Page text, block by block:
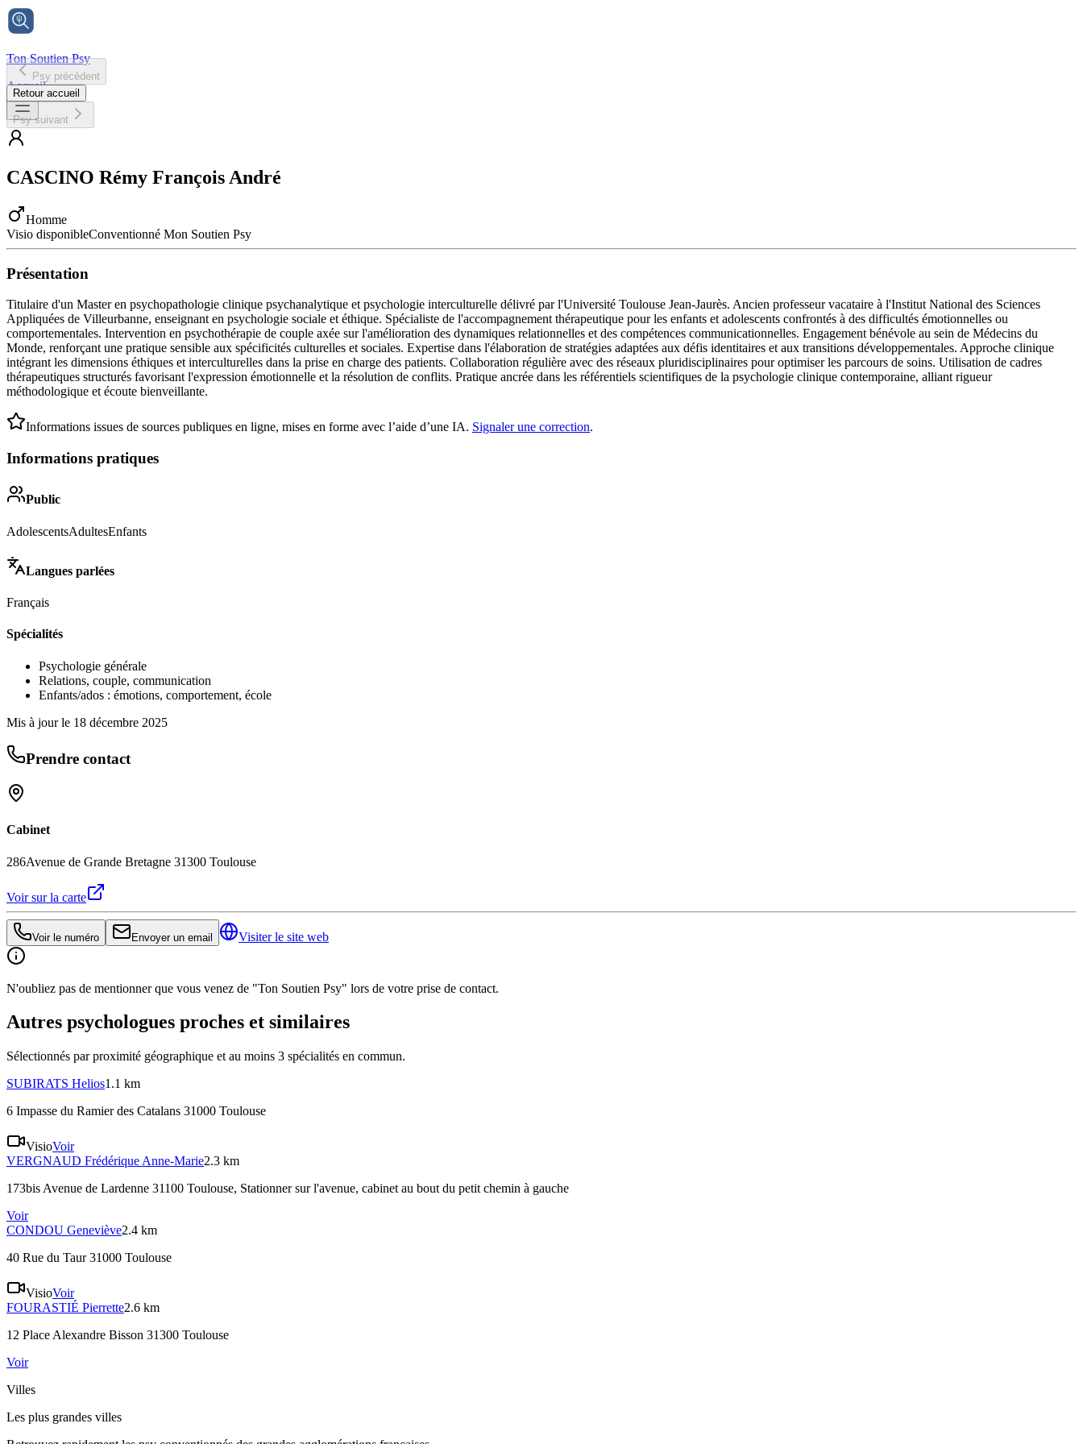
Ton Soutien Psy
Accueil
Psy précédent
Retour accueil
Psy suivant
CASCINO Rémy François André
Homme
Visio disponibleConventionné Mon Soutien Psy
Présentation
Titulaire d'un Master en psychopathologie clinique psychanalytique et psychologie interculturelle délivré par l'Université Toulouse Jean-Jaurès. Ancien professeur vacataire à l'Institut National des Sciences
Appliquées de Villeurbanne, enseignant en psychologie sociale et éthique. Spécialiste de l'accompagnement thérapeutique pour les enfants et adolescents confrontés à des difficultés émotionnelles ou
comportementales. Intervention en psychothérapie de couple axée sur l'amélioration des dynamiques relationnelles et des compétences communicationnelles. Engagement bénévole au sein de Médecins du
Monde, renforçant une pratique sensible aux spécificités culturelles et sociales. Expertise dans l'élaboration de stratégies adaptées aux défis identitaires et aux transitions développementales. Approche clinique
intégrant les dimensions éthiques et interculturelles dans la prise en charge des patients. Collaboration régulière avec des réseaux pluridisciplinaires pour optimiser les parcours de soins. Utilisation de cadres
thérapeutiques structurés favorisant l'expression émotionnelle et la résolution de conflits. Pratique ancrée dans les référentiels scientifiques de la psychologie clinique contemporaine, alliant rigueur
méthodologique et écoute bienveillante.
Informations issues de sources publiques en ligne, mises en forme avec l’aide d’une IA. Signaler une correction.
Informations pratiques
Public
AdolescentsAdultesEnfants
Langues parlées
Français
Spécialités
Psychologie générale
Relations, couple, communication
Enfants/ados : émotions, comportement, école
Mis à jour le 18 décembre 2025
Prendre contact
Cabinet
286Avenue de Grande Bretagne 31300 Toulouse
Voir sur la carte
Voir le numéro Envoyer un email Visiter le site web
N'oubliez pas de mentionner que vous venez de "Ton Soutien Psy" lors de votre prise de contact.
Autres psychologues proches et similaires
Sélectionnés par proximité géographique et au moins 3 spécialités en commun.
SUBIRATS Helios1.1 km
6 Impasse du Ramier des Catalans 31000 Toulouse
VisioVoir
VERGNAUD Frédérique Anne-Marie2.3 km
173bis Avenue de Lardenne 31100 Toulouse, Stationner sur l'avenue, cabinet au bout du petit chemin à gauche
Voir
CONDOU Geneviève2.4 km
40 Rue du Taur 31000 Toulouse
VisioVoir
FOURASTIÉ Pierrette2.6 km
12 Place Alexandre Bisson 31300 Toulouse
Voir
Villes
Les plus grandes villes